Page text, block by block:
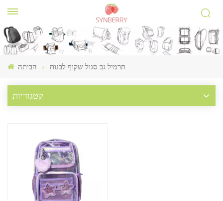
הביתה תרמיל גב סגול שקוף לבנות
קטגוריות